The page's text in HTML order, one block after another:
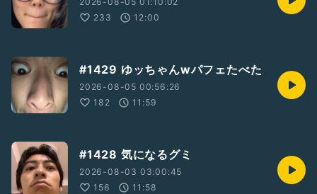
233
12:00
#1429 ゆッちゃんwパフェたべた
2026-08-05 00:56:26
182
11:59
#1428 気になるグミ
2026-08-03 03:00:45
156
11:58